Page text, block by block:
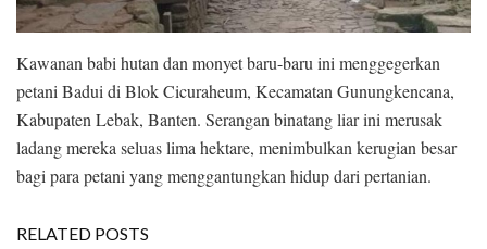
Kawanan babi hutan dan monyet baru-baru ini menggegerkan
petani Badui di Blok Cicuraheum, Kecamatan Gunungkencana,
Kabupaten Lebak, Banten. Serangan binatang liar ini merusak
ladang mereka seluas lima hektare, menimbulkan kerugian besar
bagi para petani yang menggantungkan hidup dari pertanian.
RELATED POSTS